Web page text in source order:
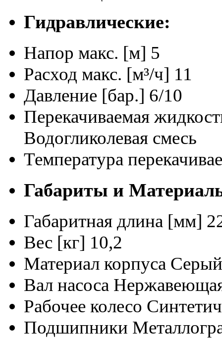
Гидравлические:
Напор макс. [м] 5
Расход макс. [м³/ч] 11
Давление [бар.] 6/10
Перекачиваемая
Водогликолевая смесь
Температура
Габариты и
Габаритная длина [мм]
Вес [кг] 10,2
Материал корпуса
Вал насоса
Рабочее колесо
Подшипники